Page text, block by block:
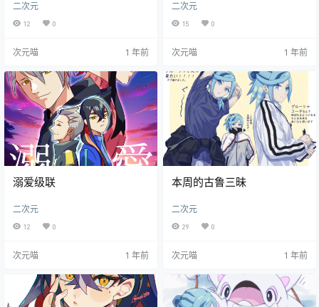
二次元
12 0
次元喵 1 年前
二次元
15 0
次元喵 1 年前
溺爱级联
二次元
12 0
次元喵 1 年前
本周的古鲁三昧
二次元
29 0
次元喵 1 年前